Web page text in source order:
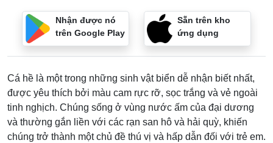
Nhận được nó
trên Google Play
Sẵn trên kho
ứng dụng
Cá hề là một trong những sinh vật biển dễ nhận biết nhất,
được yêu thích bởi màu cam rực rỡ, sọc trắng và vẻ ngoài
tinh nghịch. Chúng sống ở vùng nước ấm của đại dương
và thường gắn liền với các rạn san hô và hải quỳ, khiến
chúng trở thành một chủ đề thú vị và hấp dẫn đối với trẻ em.